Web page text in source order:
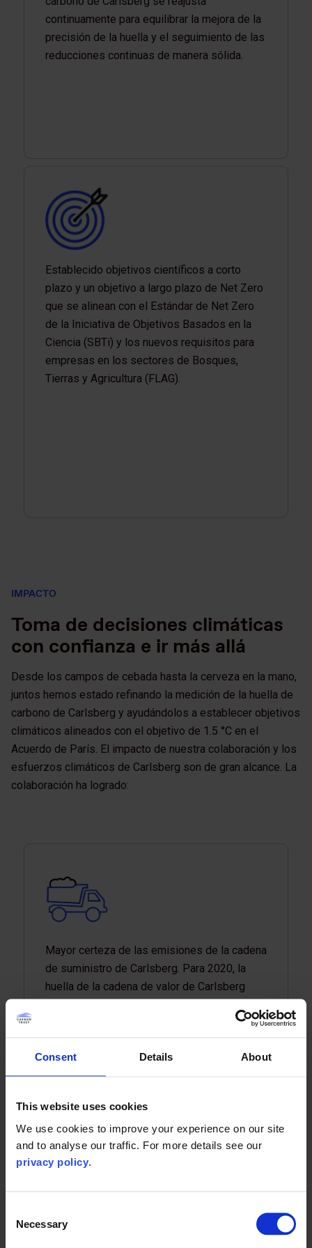
Consent Details About
This website uses cookies
We use cookies to improve your experience on our site
and to analyse our traffic. For more details see our
privacy policy
Selection
Necessary
continuamente para equilibrar la mejora de la
precisión de la huella y el seguimiento de las
reducciones continuas de manera sólida.
Establecido objetivos científicos a corto
plazo y un objetivo a largo plazo de Net Zero
que se alinean con el Estándar de Net Zero
de la Iniciativa de Objetivos Basados en la
Ciencia (SBTi) y los nuevos requisitos para
empresas en los sectores de Bosques,
Tierras y Agricultura (FLAG).
IMPACTO
Toma de decisiones climáticas
con confianza e ir más allá
Desde los campos de cebada hasta la cerveza en la mano,
juntos hemos estado refinando la medición de la huella de
carbono de Carlsberg y ayudándolos a establecer objetivos
climáticos alineados con el objetivo de 1.5 °C en el
Acuerdo de París. El impacto de nuestra colaboración y los
esfuerzos climáticos de Carlsberg son de gran alcance. La
colaboración ha logrado:
Mayor certeza de las emisiones de la cadena
de suministro de Carlsberg. Para 2020, la
huella de la cadena de valor de Carlsberg
malta (> 50%), latas (> 85%) y vidrio (> 35%).
puede tomar decisiones comerciales más
seguras en adquisiciones, operaciones de